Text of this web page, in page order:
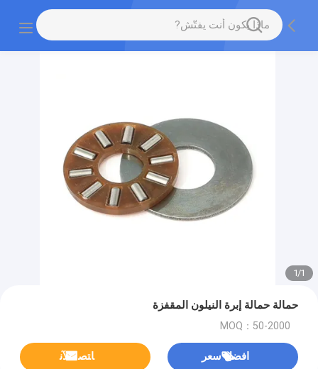
1
/
1
حمالة حمالة إبرة النيلون المقفزة
MOQ：50-2000
افضل سعر ﺎﺘﺼﻟ ﺍﻶﻧ